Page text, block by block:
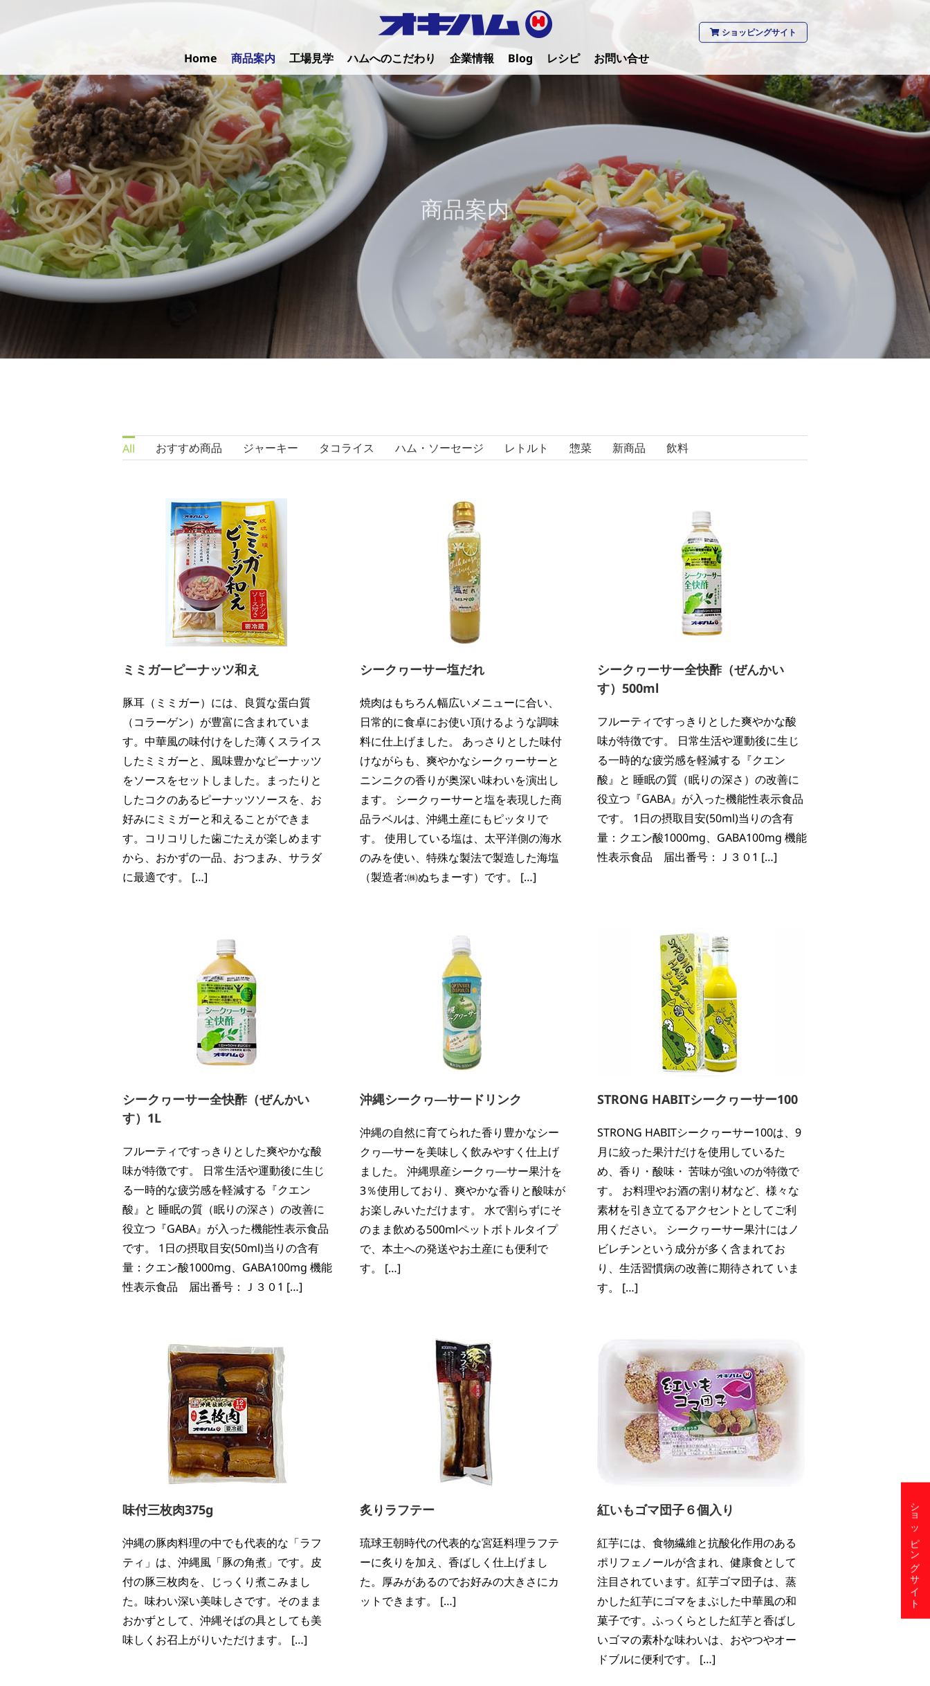
ショッピングサイト
Home 商品案内 工場見学 ハムへのこだわり 企業情報 Blog レシピ お問い合せ
商品案内
All おすすめ商品 ジャーキー タコライス ハム・ソーセージ レトルト 惣菜 新商品 飲料
ミミガーピーナッツ和え
豚耳（ミミガー）には、良質な蛋白質
（コラーゲン）が豊富に含まれていま
す。中華風の味付けをした薄くスライス
したミミガーと、風味豊かなピーナッツ
をソースをセットしました。まったりと
したコクのあるピーナッツソースを、お
好みにミミガーと和えることができま
す。コリコリした歯ごたえが楽しめます
から、おかずの一品、おつまみ、サラダ
に最適です。 […]
シークヮーサー塩だれ
焼肉はもちろん幅広いメニューに合い、
日常的に食卓にお使い頂けるような調味
料に仕上げました。 あっさりとした味付
けながらも、爽やかなシークヮーサーと
ニンニクの香りが奥深い味わいを演出し
ます。 シークヮーサーと塩を表現した商
品ラベルは、沖縄土産にもピッタリで
す。 使用している塩は、太平洋側の海水
のみを使い、特殊な製法で製造した海塩
（製造者:㈱ぬちまーす）です。 […]
シークヮーサー全快酢（ぜんかい
す）500ml
フルーティですっきりとした爽やかな酸
味が特徴です。 日常生活や運動後に生じ
る一時的な疲労感を軽減する『クエン
酸』と 睡眠の質（眠りの深さ）の改善に
役立つ『GABA』が入った機能性表示食品
です。 1日の摂取目安(50ml)当りの含有
量：クエン酸1000mg、GABA100mg 機能
性表示食品 届出番号：Ｊ３０1 […]
シークヮーサー全快酢（ぜんかい
す）1L
フルーティですっきりとした爽やかな酸
味が特徴です。 日常生活や運動後に生じ
る一時的な疲労感を軽減する『クエン
酸』と 睡眠の質（眠りの深さ）の改善に
役立つ『GABA』が入った機能性表示食品
です。 1日の摂取目安(50ml)当りの含有
量：クエン酸1000mg、GABA100mg 機能
性表示食品 届出番号：Ｊ３０1 […]
沖縄シークヮ―サードリンク
沖縄の自然に育てられた香り豊かなシー
クヮ―サーを美味しく飲みやすく仕上げ
ました。 沖縄県産シークヮ―サー果汁を
3％使用しており、爽やかな香りと酸味が
お楽しみいただけます。 水で割らずにそ
のまま飲める500mlペットボトルタイプ
で、本土への発送やお土産にも便利で
す。 […]
STRONG HABITシークヮーサー100
STRONG HABITシークヮーサー100は、9
月に絞った果汁だけを使用しているた
め、香り・酸味・ 苦味が強いのが特徴で
す。 お料理やお酒の割り材など、様々な
素材を引き立てるアクセントとしてご利
用ください。 シークヮーサー果汁にはノ
ビレチンという成分が多く含まれてお
り、生活習慣病の改善に期待されて いま
す。 […]
味付三枚肉375g
沖縄の豚肉料理の中でも代表的な「ラフ
ティ」は、沖縄風「豚の角煮」です。皮
付の豚三枚肉を、じっくり煮こみまし
た。味わい深い美味しさです。そのまま
おかずとして、沖縄そばの具としても美
味しくお召上がりいただけます。 […]
炙りラフテー
琉球王朝時代の代表的な宮廷料理ラフテ
ーに炙りを加え、香ばしく仕上げまし
た。厚みがあるのでお好みの大きさにカ
ットできます。 […]
紅いもゴマ団子６個入り
紅芋には、食物繊維と抗酸化作用のある
ポリフェノールが含まれ、健康食として
注目されています。紅芋ゴマ団子は、蒸
かした紅芋にゴマをまぶした中華風の和
菓子です。ふっくらとした紅芋と香ばし
いゴマの素朴な味わいは、おやつやオー
ドブルに便利です。 […]
ショッピングサイト